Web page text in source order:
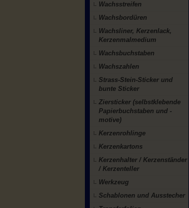
Wachsstreifen
Wachsbordüren
Wachsliner, Kerzenlack,
Kerzenmalmedium
Wachsbuchstaben
Wachszahlen
Strass-Stein-Sticker und
bunte Sticker
Ziersticker (selbstklebende
Papierbuchstaben und -
motive)
Kerzenrohlinge
Kerzenkartons
Kerzenhalter / Kerzenständer
/ Kerzenteller
Werkzeug
Schablonen und Ausstecher